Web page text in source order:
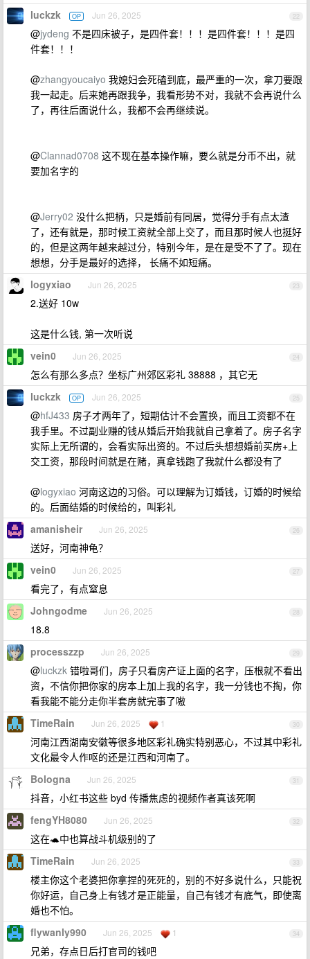
22
luckzk OP Jun 26, 2025
@jydeng 不是四床被子，是四件套！！！是四件套！！！是四
件套！！！
@zhangyoucaiyo 我媳妇会死磕到底，最严重的一次，拿刀要跟
我一起走。后来她再跟我争，我看形势不对，我就不会再说什么
了，再往后面说什么，我都不会再继续说。
@Clannad0708 这不现在基本操作嘛，要么就是分币不出，就
要加名字的
@Jerry02 没什么把柄，只是婚前有同居，觉得分手有点太渣
了，还有就是，那时候工资就全部上交了，而且那时候人也挺好
的，但是这两年越来越过分，特别今年，是在是受不了了。现在
想想，分手是最好的选择， 长痛不如短痛。
23
logyxiao Jun 26, 2025
2.送好 10w
这是什么钱, 第一次听说
24
vein0 Jun 26, 2025
怎么有那么多点？坐标广州郊区彩礼 38888 ，其它无
25
luckzk OP Jun 26, 2025
@hfJ433 房子才两年了，短期估计不会置换，而且工资都不在
我手里。不过副业赚的钱从婚后开始我就自己拿着了。房子名字
实际上无所谓的，会看实际出资的。不过后头想想婚前买房+上
交工资，那段时间就是在赌，真拿钱跑了我就什么都没有了
@logyxiao 河南这边的习俗。可以理解为订婚钱，订婚的时候给
的。后面结婚的时候给的，叫彩礼
26
amanisheir Jun 26, 2025
送好，河南神龟？
27
vein0 Jun 26, 2025
看完了，有点窒息
28
Johngodme Jun 26, 2025
18.8
29
processzzp Jun 26, 2025
@luckzk 错啦哥们，房子只看房产证上面的名字，压根就不看出
资，不信你把你家的房本上加上我的名字，我一分钱也不掏，你
看我能不能分走你半套房就完事了嗷
30
TimeRain Jun 26, 2025 1
河南江西湖南安徽等很多地区彩礼确实特别恶心，不过其中彩礼
文化最令人作呕的还是江西和河南了。
31
Bologna Jun 26, 2025
抖音，小红书这些 byd 传播焦虑的视频作者真该死啊
32
fengYH8080 Jun 26, 2025
这在🐢中也算战斗机级别的了
33
TimeRain Jun 26, 2025
楼主你这个老婆把你拿捏的死死的，别的不好多说什么，只能祝
你好运，自己身上有钱才是正能量，自己有钱才有底气，即使离
婚也不怕。
34
flywanly990 Jun 26, 2025 1
兄弟，存点日后打官司的钱吧